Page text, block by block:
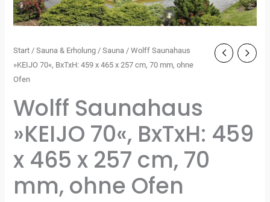
Start /Sauna & Erholung /Sauna / Wolff Saunahaus
»KEIJO 70«, BxTxH: 459 x 465 x 257 cm, 70 mm, ohne
Ofen
Wolff Saunahaus
»KEIJO 70«, BxTxH: 459
x 465 x 257 cm, 70
mm, ohne Ofen